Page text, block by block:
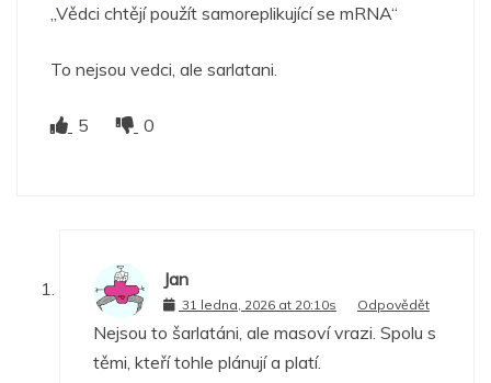
„Vědci chtějí použít samoreplikující se mRNA“
To nejsou vedci, ale sarlatani.
5 0
Jan
31 ledna, 2026 at 20:10s Odpovědět
Nejsou to šarlatáni, ale masoví vrazi. Spolu s
těmi, kteří tohle plánují a platí.